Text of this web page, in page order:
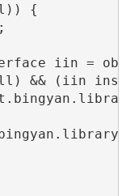
{
iin =
&& (iin